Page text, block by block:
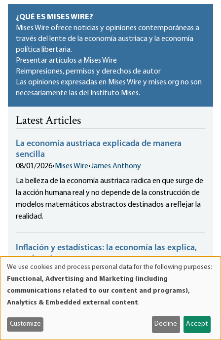
¿QUÉ ES MISES WIRE?
Mises Wire ofrece noticias y opiniones contemporáneas a
través del lente de la economía austriaca y la economía
política libertaria.
Presentar artículos a Mises Wire
Reimpresiones, permisos y derechos de autor
Las opiniones expresadas en Mises Wire y mises.org no son
necesariamente las del Instituto Mises.
Latest Articles
La economía austriaca explicada de manera
sencilla
08/01/2026• Mises Wire•James Anthony
La belleza de la economía austriaca radica en que surge de
la acción humana real y no depende de la construcción de
modelos matemáticos abstractos destinados a reflejar la
realidad.
Inflación y estadísticas: la economía las explica,
no al revés
08/01/2026 •Mises Wire• Per Bylund
and
cookies
We use cookies and process personal data for the following purposes:
Functional, Advertising and Marketing (including
communications related to our content and programs),
Analytics & Embedded external content.
Customize Decline Accept